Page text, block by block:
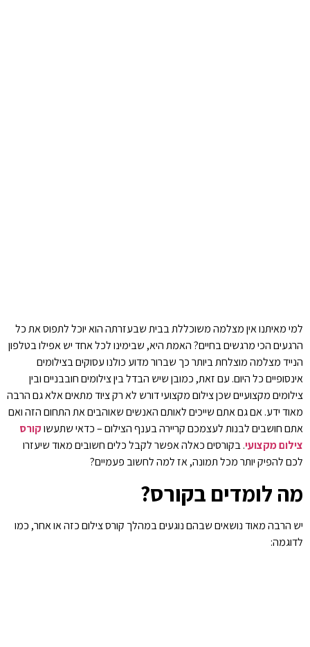
למי מאיתנו אין מצלמה משוכללת בבית שבעזרתה הוא יוכל לתפוס את כל
הרגעים הכי מרגשים בחיים? האמת היא, שבימינו לכל אחד יש אפילו בטלפון
הנייד מצלמה מוצלחת ביותר כך שברור מדוע כולנו עסוקים בצילומים
אינסופיים כל היום. עם זאת, כמובן שיש הבדל בין צילומים חובבניים ובין
צילומים מקצועיים שכן צילום מקצועי דורש לא רק ציוד מתאים אלא גם הרבה
מאוד ידע. אם גם אתם שייכים לאותם האנשים שאוהבים את התחום הזה ואם
אתם חושבים לבנות לעצמכם קריירה בענף הצילום – כדאי שתעשוקורס
צילום מקצועי. בקורסים כאלה אפשר לקבל כלים חשובים מאוד שיעזרו
לכם להפיק יותר מכל תמונה, אז למה לחשוב פעמיים?
מה לומדים בקורס?
יש הרבה מאוד נושאים שבהם נוגעים במהלך קורס צילום כזה או אחר, כמו
לדוגמה: